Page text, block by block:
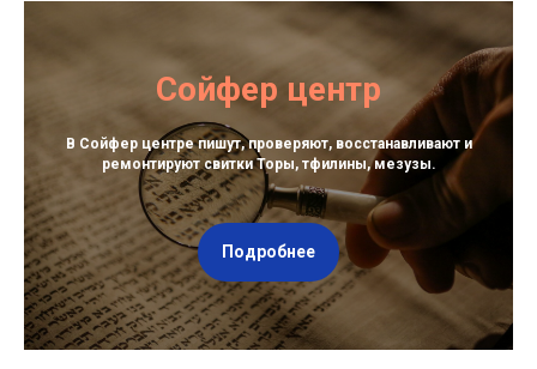
Сойфер центр
В Сойфер центре пишут, проверяют, восстанавливают и
ремонтируют свитки Торы, тфилины, мезузы.
Подробнее